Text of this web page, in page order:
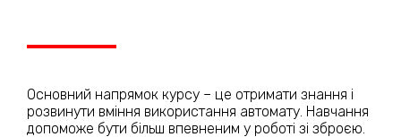
Основний напрямок курсу – це отримати знання і
розвинути вміння використання автомату. Навчання
допоможе бути більш впевненим у роботі зі зброєю.